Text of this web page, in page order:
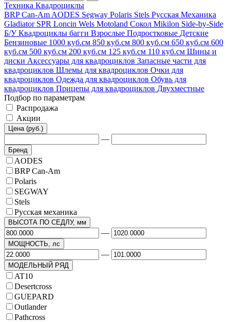
Техника Квадроциклы
BRP Can-Am AODES Segway Polaris Stels Русская Механика
Gladiator SPR Loncin Wels Motoland Сокол Mikilon Side-by-Side
Б/УКвадроциклы багги Взрослые Подростковые Детские
Бензиновые 1000 куб.см 850 куб.см 800 куб.см 650 куб.см 600
куб.см 500 куб.см 200 куб.см 125 куб.см 110 куб.см Шины и
диски Аксессуары для квадроциклов Запасные части для
квадроциклов Шлемы для квадроциклов Очки для
квадроциклов Одежда для квадроциклов Обувь для
квадроциклов Прицепы для квадроциклов Двухместные
Подбор по параметрам
Распродажа
Акции
Цена (руб.)
—
Бренд
AODES
BRP Can-Am
Polaris
SEGWAY
Stels
Русская механика
ВЫСОТА ПО СЕДЛУ, мм
—
МОЩНОСТЬ, лс
—
МОДЕЛЬНЫЙ РЯД
AT10
Desertcross
GUEPARD
Outlander
Pathcross